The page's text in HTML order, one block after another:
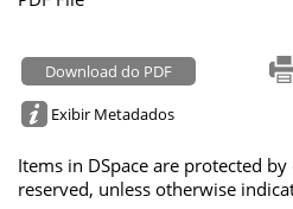
Download do PDF
Exibir Metadados
Items in DSpace are protected
reserved, unless otherwise